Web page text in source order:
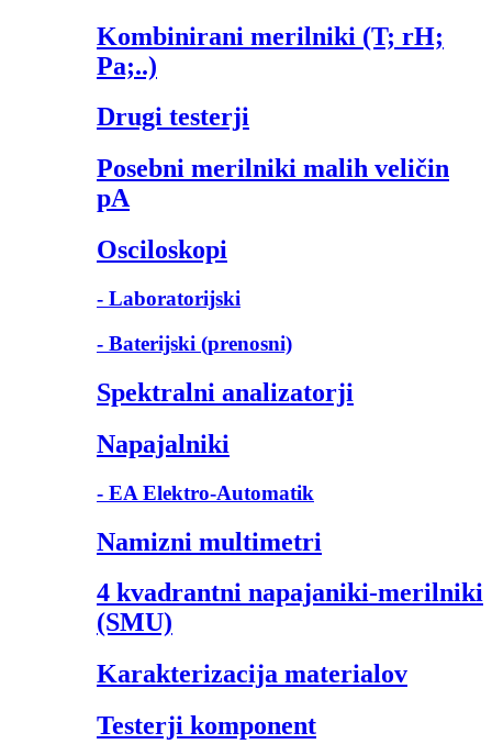
Kombinirani merilniki (T; rH;
Pa;..)
Drugi testerji
Posebni merilniki malih veličin
pA
Osciloskopi
- Laboratorijski
- Baterijski (prenosni)
Spektralni analizatorji
Napajalniki
- EA Elektro-Automatik
Namizni multimetri
4 kvadrantni napajaniki-merilniki
(SMU)
Karakterizacija materialov
Testerji komponent